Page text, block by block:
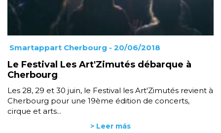
Smartappart Cherbourg - 20/06/2018
Le Festival Les Art'Zimutés débarque à
Cherbourg
Les 28, 29 et 30 juin, le Festival les Art'Zimutés revient à
Cherbourg pour une 19ème édition de concerts,
cirque et arts...
> Leer más